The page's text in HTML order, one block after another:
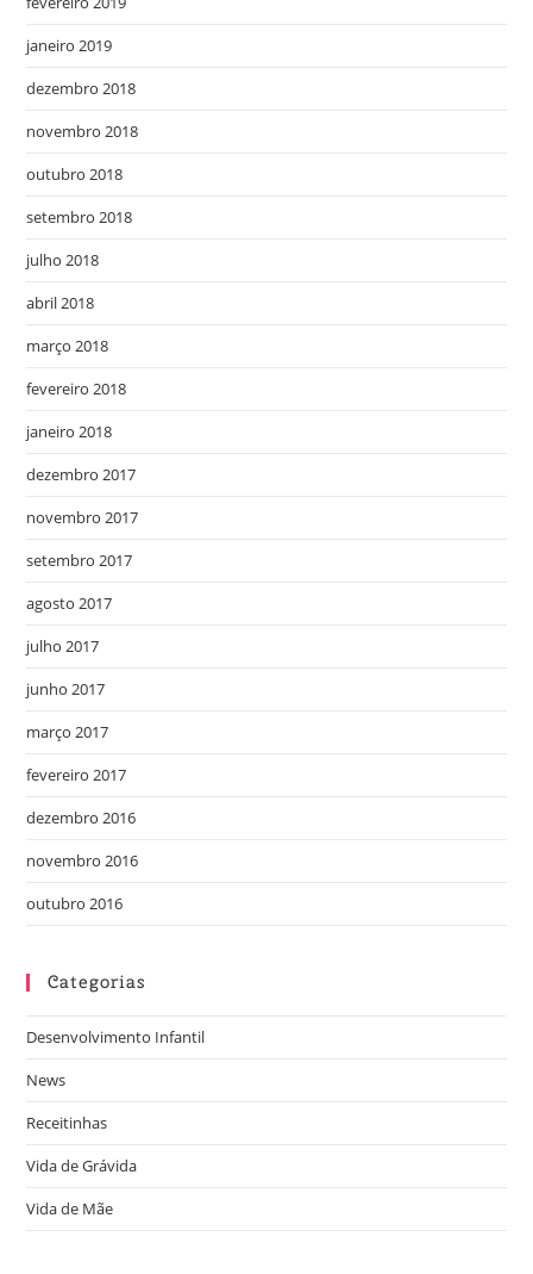
janeiro 2019
dezembro 2018
novembro 2018
outubro 2018
setembro 2018
julho 2018
abril 2018
março 2018
fevereiro 2018
janeiro 2018
dezembro 2017
novembro 2017
setembro 2017
agosto 2017
julho 2017
junho 2017
março 2017
fevereiro 2017
dezembro 2016
novembro 2016
outubro 2016
Categorias
Desenvolvimento Infantil
News
Receitinhas
Vida de Grávida
Vida de Mãe